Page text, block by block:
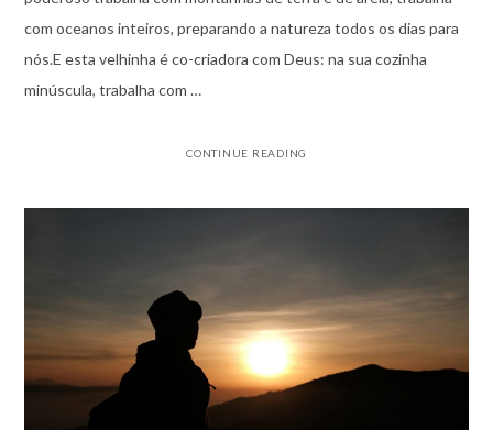
com oceanos inteiros, preparando a natureza todos os dias para
nós.E esta velhinha é co-criadora com Deus: na sua cozinha
minúscula, trabalha com …
CONTINUE READING